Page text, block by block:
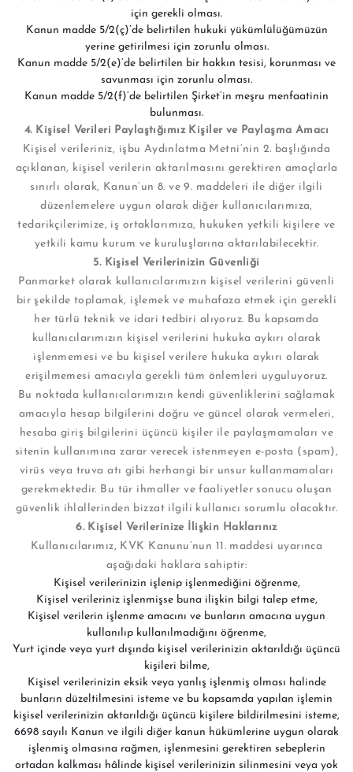
için gerekli olması.
Kanun madde 5/2(ç)’de belirtilen hukuki yükümlülüğümüzün
yerine getirilmesi için zorunlu olması.
Kanun madde 5/2(e)’de belirtilen bir hakkın tesisi, korunması ve
savunması için zorunlu olması.
Kanun madde 5/2(f)’de belirtilen Şirket’in meşru menfaatinin
bulunması.
4. Kişisel Verileri Paylaştığımız Kişiler ve Paylaşma Amacı
Kişisel verileriniz, işbu Aydınlatma Metni’nin 2. başlığında
açıklanan, kişisel verilerin aktarılmasını gerektiren amaçlarla
sınırlı olarak, Kanun’un 8. ve 9. maddeleri ile diğer ilgili
düzenlemelere uygun olarak diğer kullanıcılarımıza,
tedarikçilerimize, iş ortaklarımıza, hukuken yetkili kişilere ve
yetkili kamu kurum ve kuruluşlarına aktarılabilecektir.
5. Kişisel Verilerinizin Güvenliği
Panmarket olarak kullanıcılarımızın kişisel verilerini güvenli
bir şekilde toplamak, işlemek ve muhafaza etmek için gerekli
her türlü teknik ve idari tedbiri alıyoruz. Bu kapsamda
kullanıcılarımızın kişisel verilerini hukuka aykırı olarak
işlenmemesi ve bu kişisel verilere hukuka aykırı olarak
erişilmemesi amacıyla gerekli tüm önlemleri uyguluyoruz.
Bu noktada kullanıcılarımızın kendi güvenliklerini sağlamak
amacıyla hesap bilgilerini doğru ve güncel olarak vermeleri,
hesaba giriş bilgilerini üçüncü kişiler ile paylaşmamaları ve
sitenin kullanımına zarar verecek istenmeyen e-posta (spam),
virüs veya truva atı gibi herhangi bir unsur kullanmamaları
gerekmektedir. Bu tür ihmaller ve faaliyetler sonucu oluşan
güvenlik ihlallerinden bizzat ilgili kullanıcı sorumlu olacaktır.
6. Kişisel Verilerinize İlişkin Haklarınız
Kullanıcılarımız, KVK Kanunu’nun 11. maddesi uyarınca
aşağıdaki haklara sahiptir:
Kişisel verilerinizin işlenip işlenmediğini öğrenme,
Kişisel verileriniz işlenmişse buna ilişkin bilgi talep etme,
Kişisel verilerin işlenme amacını ve bunların amacına uygun
kullanılıp kullanılmadığını öğrenme,
Yurt içinde veya yurt dışında kişisel verilerinizin aktarıldığı üçüncü
kişileri bilme,
Kişisel verilerinizin eksik veya yanlış işlenmiş olması halinde
bunların düzeltilmesini isteme ve bu kapsamda yapılan işlemin
kişisel verilerinizin aktarıldığı üçüncü kişilere bildirilmesini isteme,
6698 sayılı Kanun ve ilgili diğer kanun hükümlerine uygun olarak
işlenmiş olmasına rağmen, işlenmesini gerektiren sebeplerin
ortadan kalkması hâlinde kişisel verilerinizin silinmesini veya yok